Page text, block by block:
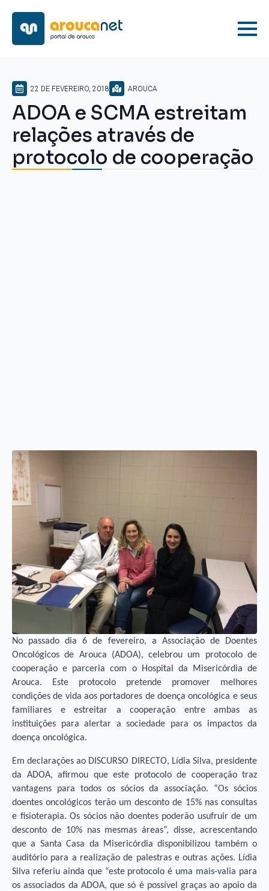
22 DE FEVEREIRO, 2018 AROUCA
ADOA e SCMA estreitam
relações através de
protocolo de cooperação
No passado dia 6 de fevereiro, a Associação de Doentes
Oncológicos de Arouca (ADOA), celebrou um protocolo de
cooperação e parceria com o Hospital da Misericórdia de
Arouca. Este protocolo pretende promover melhores
condições de vida aos portadores de doença oncológica e seus
familiares e estreitar a cooperação entre ambas as
instituições para alertar a sociedade para os impactos da
doença oncológica.
Em declarações ao DISCURSO DIRECTO, Lídia Silva, presidente
da ADOA, afirmou que este protocolo de cooperação traz
vantagens para todos os sócios da associação. “Os sócios
doentes oncológicos terão um desconto de 15% nas consultas
e fisioterapia. Os sócios não doentes poderão usufruir de um
desconto de 10% nas mesmas áreas”, disse, acrescentando
que a Santa Casa da Misericórdia disponibilizou também o
auditório para a realização de palestras e outras ações. Lídia
Silva referiu ainda que “este protocolo é uma mais-valia para
os associados da ADOA, que só é possível graças ao apoio da